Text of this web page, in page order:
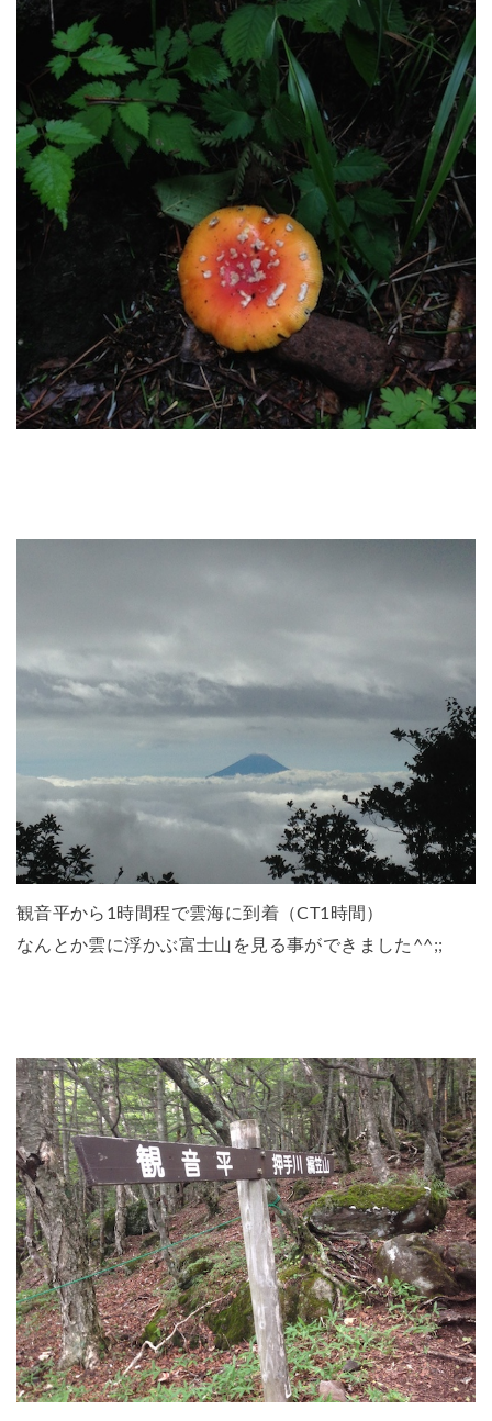
観音平から1時間程で雲海に到着（CT1時間）
なんとか雲に浮かぶ富士山を見る事ができました^^;;